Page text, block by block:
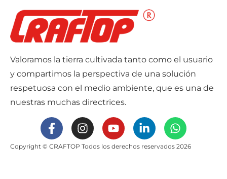
Valoramos la tierra cultivada tanto como el usuario
y compartimos la perspectiva de una solución
respetuosa con el medio ambiente, que es una de
nuestras muchas directrices.
Copyright © CRAFTOP Todos los derechos reservados 2026